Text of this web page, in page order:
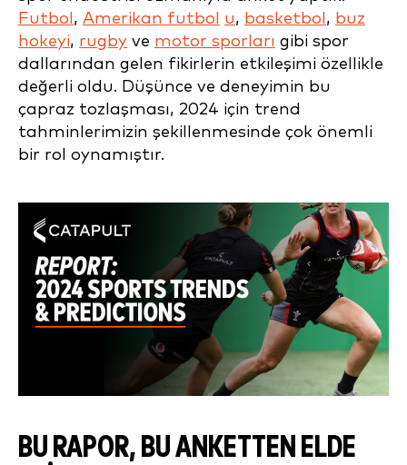
Futbol , Amerikan futbol u, basketbol , buz
hokeyi, rugby ve motor sporları gibi spor
dallarından gelen fikirlerin etkileşimi özellikle
değerli oldu. Düşünce ve deneyimin bu
çapraz tozlaşması, 2024 için trend
tahminlerimizin şekillenmesinde çok önemli
bir rol oynamıştır.
BU RAPOR, BU ANKETTEN ELDE